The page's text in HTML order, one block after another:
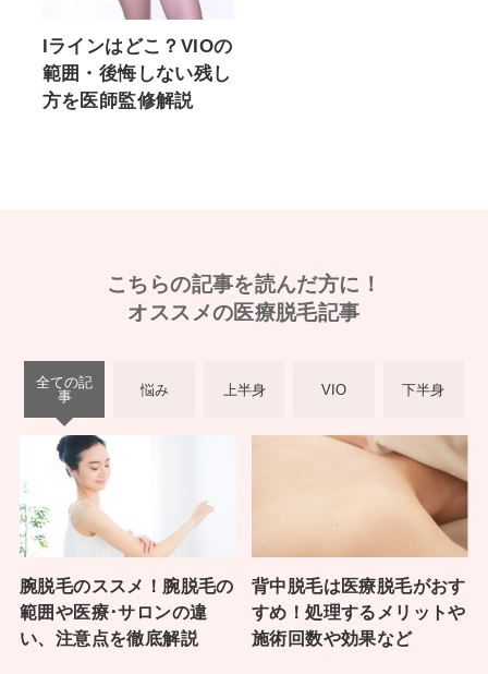
Iラインはどこ？VIOの
範囲・後悔しない残し
方を医師監修解説
こちらの記事を読んだ方に！
オススメの医療脱毛記事
全ての記
事
悩み 上半身 VIO 下半身
腕脱毛のススメ！腕脱毛の
範囲や医療･サロンの違
い、注意点を徹底解説
背中脱毛は医療脱毛がおす
すめ！処理するメリットや
施術回数や効果など